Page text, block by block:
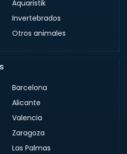
Aquaristik
Invertebrados
Otros animales
Barcelona
Alicante
Valencia
Zaragoza
Las Palmas